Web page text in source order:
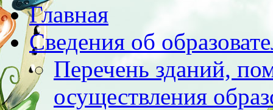
Главная
Сведения об
Перечень зданий,
осуществления